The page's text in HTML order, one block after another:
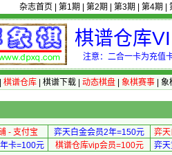
杂志首页 第1期 第2期 第3期 第4期
棋谱仓库
注意：二合一卡为充值
棋谱仓库| 棋谱下载| 动态棋盘| 象棋赛事| 象
- 支付宝 弈天白金会员2年=150元
弈
卡=100元
棋谱仓库vip会员=100元 弈